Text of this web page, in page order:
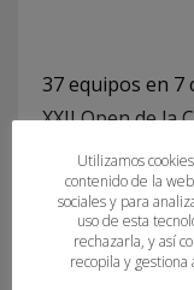
37 equipos en
XXII Open de la
valedero para
sénior, juvenil,
femenino.
Utilizamos
contenido de la
sociales y para
uso de esta
rechazarla, y así
recopila y gestiona